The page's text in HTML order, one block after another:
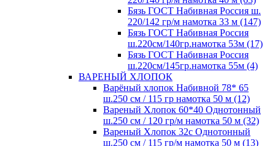
Бязь ГОСТ Набивная Россия ш.
220/142 гр/м намотка 33 м (147)
Бязь ГОСТ Набивная Россия
ш.220см/140гр.намотка 53м (17)
Бязь ГОСТ Набивная Россия
ш.220см/145гр.намотка 55м (4)
ВАРЕНЫЙ ХЛОПОК
Варёный хлопок Набивной 78* 65
ш.250 см / 115 гр намотка 50 м (12)
Вареный Хлопок 60*40 Однотонный
ш.250 см / 120 гр/м намотка 50 м (32)
Вареный Хлопок 32с Однотонный
ш.250 см / 115 гр/м намотка 50 м (13)